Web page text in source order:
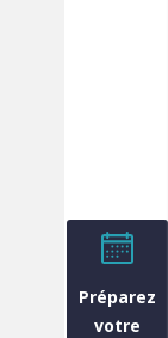
Préparez
votre